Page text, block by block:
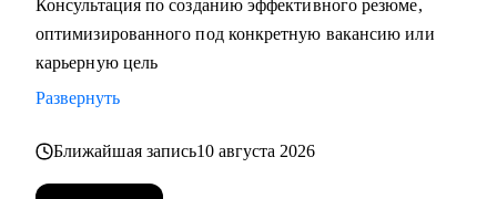
Консультация по созданию эффективного резюме,
оптимизированного под конкретную вакансию или
карьерную цель
Развернуть
Ближайшая запись10 августа 2026